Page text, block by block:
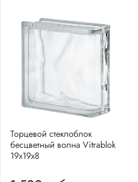
Торцевой стеклоблок
бесцветный волна Vitrablok
19x19x8